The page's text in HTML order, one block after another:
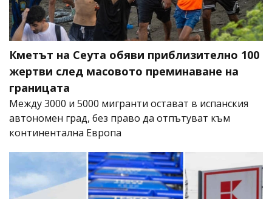
Кметът на Сеута обяви приблизително 100
жертви след масовото преминаване на
границата
Между 3000 и 5000 мигранти остават в испанския
автономен град, без право да отпътуват към
континентална Европа